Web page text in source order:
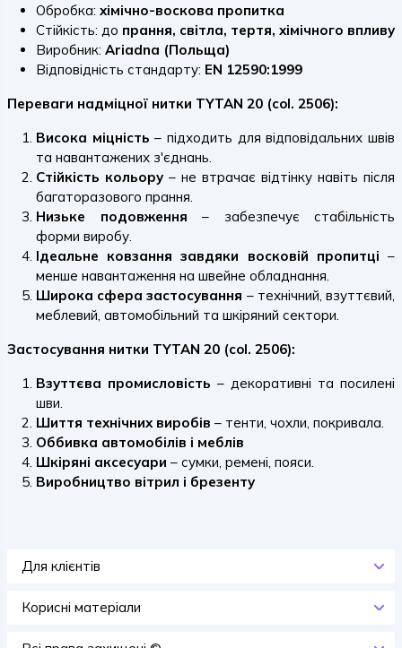
Обробка: хімічно-воскова пропитка
Стійкість: до прання, світла, тертя, хімічного впливу
Виробник: Ariadna (Польща)
Відповідність стандарту: EN 12590:1999
Переваги надміцної нитки TYTAN 20 (col. 2506):
Висока міцність – підходить для відповідальних швів
та навантажених з'єднань.
Стійкість кольору – не втрачає відтінку навіть після
багаторазового прання.
Низьке подовження – забезпечує стабільність
форми виробу.
Ідеальне ковзання завдяки восковій пропитці –
менше навантаження на швейне обладнання.
Широка сфера застосування – технічний, взуттєвий,
меблевий, автомобільний та шкіряний сектори.
Застосування нитки TYTAN 20 (col. 2506):
Взуттєва промисловість – декоративні та посилені
шви.
Шиття технічних виробів – тенти, чохли, покривала.
Оббивка автомобілів і меблів
Шкіряні аксесуари – сумки, ремені, пояси.
Виробництво вітрил і брезенту
Для клієнтів
Корисні матеріали